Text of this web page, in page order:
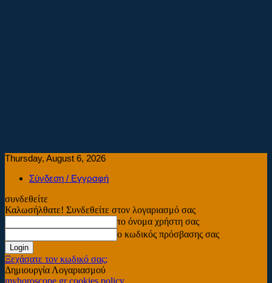
Thursday, August 6, 2026
Σύνδεση / Εγγραφή
συνδεθείτε
Καλωσήλθατε! Συνδεθείτε στον λογαριασμό σας
το όνομα χρήστη σας
ο κωδικός πρόσβασης σας
Ξεχάσατε τον κωδικό σας;
Δημιουργία Λογαριασμού
myhoroscope.gr cookies policy